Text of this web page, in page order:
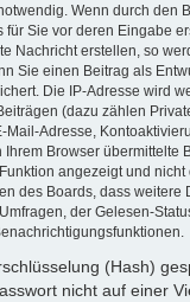
Wenn durch den
Sie vor deren Eingabe
Nachricht erstellen, so
Sie einen Beitrag als
Die IP-Adresse wird
(dazu zählen
Adresse,
Browser übermittelte
angezeigt und
des Boards, dass weitere
der Gelesen-
(Hash)
nicht auf einer